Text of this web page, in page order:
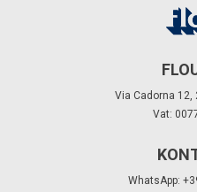
Via Cadorna 12,
Vat:
WhatsApp: